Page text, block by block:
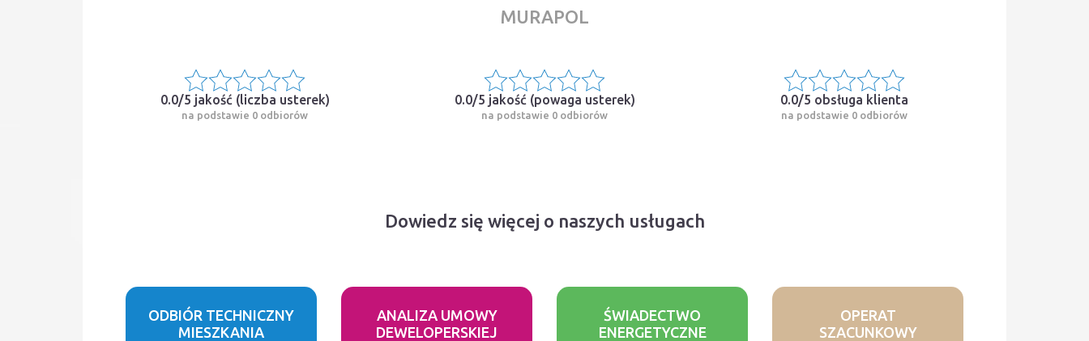
MURAPOL
0.0/5 jakość (liczba usterek)
na podstawie 0 odbiorów
0.0/5 jakość (powaga usterek)
na podstawie 0 odbiorów
0.0/5 obsługa klienta
na podstawie 0 odbiorów
Dowiedz się więcej o naszych usługach
ODBIÓR TECHNICZNY
MIESZKANIA
ANALIZA UMOWY
DEWELOPERSKIEJ
ŚWIADECTWO
ENERGETYCZNE
OPERAT
SZACUNKOWY